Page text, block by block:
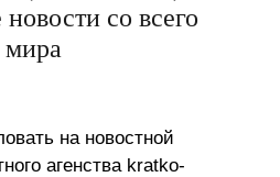
со всего
мира
на новостной
агенства kratko-